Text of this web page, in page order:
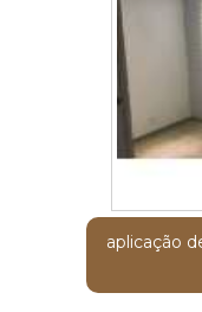
aplicação